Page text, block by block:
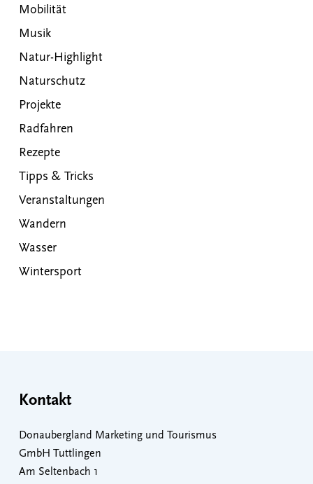
Mobilität
Musik
Natur-Highlight
Naturschutz
Projekte
Radfahren
Rezepte
Tipps & Tricks
Veranstaltungen
Wandern
Wasser
Wintersport
Kontakt
Donaubergland Marketing und Tourismus
GmbH Tuttlingen
Am Seltenbach 1